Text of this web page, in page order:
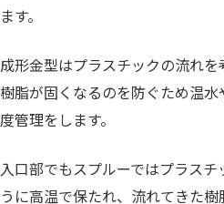
ます。
成形金型はプラスチックの流れを
樹脂が固くなるのを防ぐため温
度管理をします。
入口部でもスプルーではプラス
うに高温で保たれ、流れてきた